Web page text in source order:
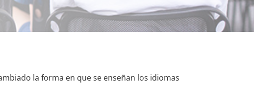
la forma en que se enseñan los idiomas